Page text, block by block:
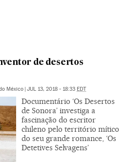
de desertos
México JUL 13, 2018 - 18:33 EDT
Documentário ‘Os Desertos
de Sonora’ investiga a
fascinação do escritor
chileno pelo território mítico
do seu grande romance, ‘Os
Detetives Selvagens’